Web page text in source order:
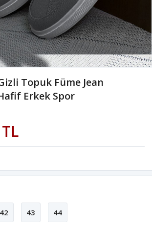
Topuk Füme Jean
Erkek Spor
42 43 44